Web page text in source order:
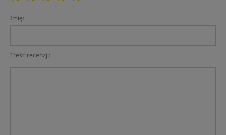
Imię:
Treść recenzji: